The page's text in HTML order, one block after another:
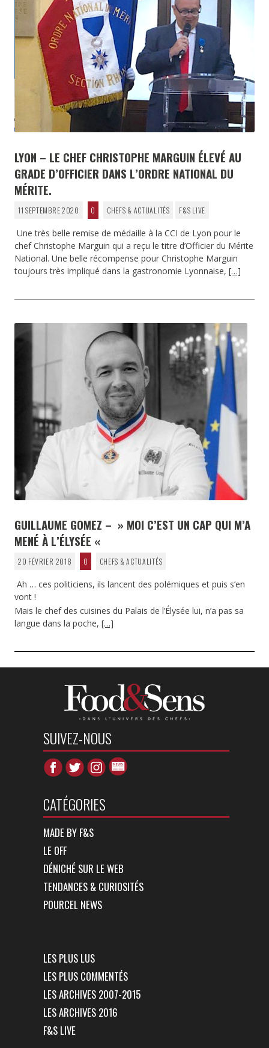
LYON – LE CHEF CHRISTOPHE MARGUIN ÉLEVÉ AU
GRADE D’OFFICIER DANS L’ORDRE NATIONAL DU
MÉRITE.
11 SEPTEMBRE 2020 0 CHEFS & ACTUALITÉS F&S LIVE
Une très belle remise de médaille à la CCI de Lyon pour le
chef Christophe Marguin qui a reçu le titre d’Officier du Mérite
National. Une belle récompense pour Christophe Marguin
toujours très impliqué dans la gastronomie Lyonnaise, […]
GUILLAUME GOMEZ – » MOI C’EST UN CAP QUI M’A
MENÉ À L’ÉLYSÉE «
20 FÉVRIER 2018 0 CHEFS & ACTUALITÉS
Ah … ces politiciens, ils lancent des polémiques et puis s’en
vont !
Mais le chef des cuisines du Palais de l’Élysée lui, n’a pas sa
langue dans la poche, […]
SUIVEZ-NOUS
CATÉGORIES
MADE BY F&S
LE OFF
DÉNICHÉ SUR LE WEB
TENDANCES & CURIOSITÉS
POURCEL NEWS
LES PLUS LUS
LES PLUS COMMENTÉS
LES ARCHIVES 2007-2015
LES ARCHIVES 2016
F&S LIVE